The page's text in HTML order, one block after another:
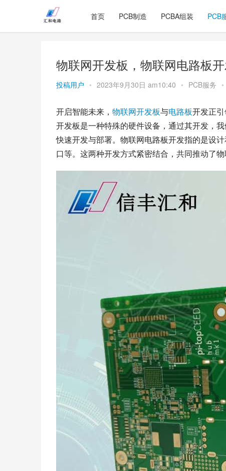
首页 PCB制造 PCBA组装 PCB
物联网开发板，物联网电路板
投稿用户 • 2023年9月30日 am10:40 • PCB服务 •
开启智能未来， 物联网开发板与电路板开发正
开发板是一种特殊的硬件设备，通过其开发，
快速开发与部署。物联网电路板开发指的是设
口等。这两种开发方式紧密结合，共同推动了物